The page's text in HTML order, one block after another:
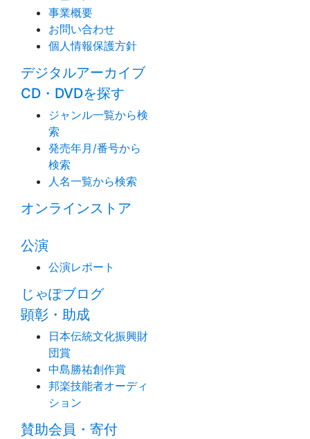
事業概要
お問い合わせ
個人情報保護方針
デジタルアーカイブ
CD・DVDを探す
ジャンル一覧から検
索
発売年月/番号から
検索
人名一覧から検索
オンラインストア
公演
公演レポート
じゃぽブログ
顕彰・助成
日本伝統文化振興財
団賞
中島勝祐創作賞
邦楽技能者オーディ
ション
賛助会員・寄付